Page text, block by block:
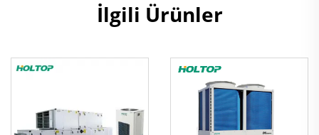
İlgili Ürünler